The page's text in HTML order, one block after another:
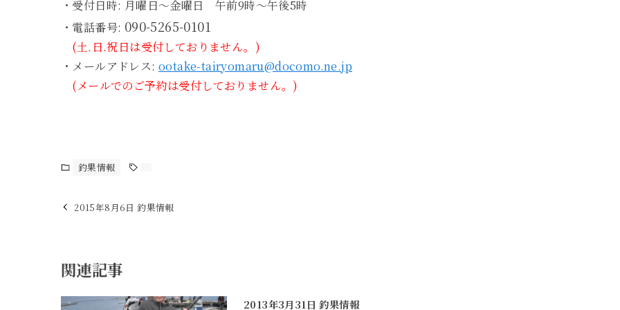
・受付日時: 月曜日～金曜日 午前9時～午後5時
・電話番号: 090-5265-0101
(土.日.祝日は受付しておりません。)
・メールアドレス: ootake-tairyomaru@docomo.ne.jp
(メールでのご予約は受付しておりません。)
釣果情報
2015年8月6日 釣果情報
関連記事
2013年3月31日 釣果情報